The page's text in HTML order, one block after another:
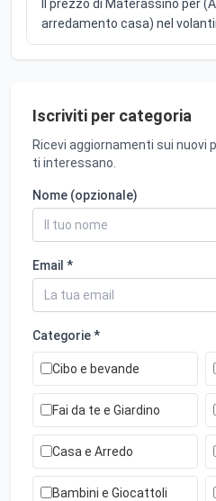
Il prezzo di Materassino per
arredamento casa) nel
Iscriviti per categoria
Ricevi aggiornamenti sui nuovi
ti interessano.
Nome (opzionale)
Email *
Categorie *
Cibo e bevande
Fai da te e Giardino
Casa e Arredo
Bambini e Giocattoli